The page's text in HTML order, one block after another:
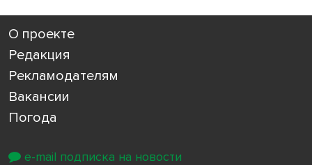
О проекте
Редакция
Рекламодателям
Вакансии
Погода
e-mail подписка на новости